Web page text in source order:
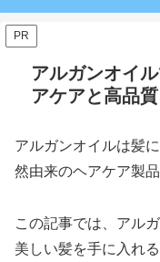
PR
アルガンオイ
アケアと高品
アルガンオイルは髪
然由来のヘアケア製品
この記事では、アル
美しい髪を手に入れ